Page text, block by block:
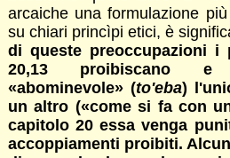
arcaiche una formulazione
su chiari princìpi etici, è
di queste preoccupazioni
20,13 proibiscano e
«abominevole» (to'eba)
un altro («come si fa con
capitolo 20 essa venga
accoppiamenti proibiti.